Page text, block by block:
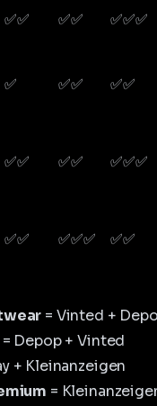
✅✅ ✅✅ ✅✅✅
✅ ✅✅ ✅✅
✅✅ ✅✅ ✅✅✅
✅✅ ✅✅✅ ✅✅
= Vinted +
Depop + Vinted
+ Kleinanzeigen
=